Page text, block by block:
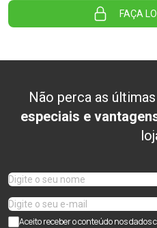
FAÇA
Não perca as últimas
especiais e
Aceito receber o conteúdo nos dados